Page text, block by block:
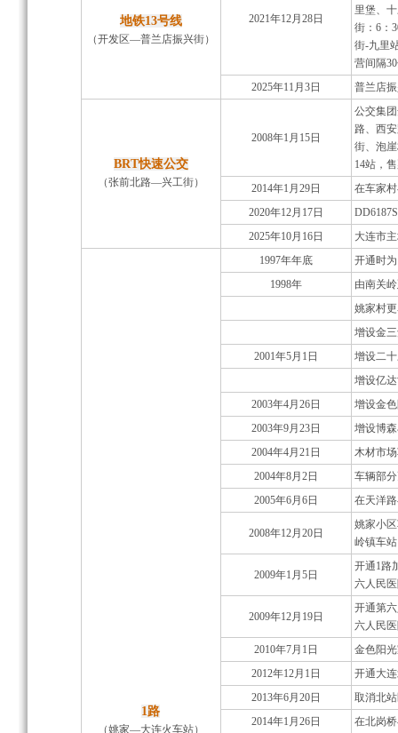
地铁13号线
（开发区—普兰店振兴街）
2021年12月28日
里堡、
街：6：
街-九里
营间隔
2025年11月3日
普兰店
BRT快速公交
（张前北路—兴工街）
2008年1月15日
公交集
路、西
街、泡
14站，
2014年1月29日
在车家
2020年12月17日
2025年10月16日
大连市
1路
（姚家—大连火车站）
1997年年底
开通时
1998年
由南关
姚家村
增设金
2001年5月1日
增设二
增设亿
2003年4月26日
增设金
2003年9月23日
增设博
2004年4月21日
木材市
2004年8月2日
车辆部
2005年6月6日
在天洋
2008年12月20日
姚家小
岭镇车
2009年1月5日
开通1路
六人民
2009年12月19日
开通第
六人民
2010年7月1日
金色阳
2012年12月1日
开通大
2013年6月20日
取消北
2014年1月26日
在北岗